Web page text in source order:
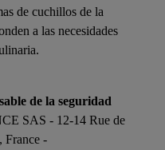
de cuchillos de la
a las necesidades
de la seguridad
SAS - 12-14 Rue de
France -